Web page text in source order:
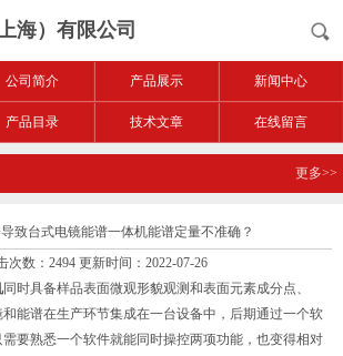
海）有限公司
公司简介 产品展示 新闻中心
产品目录 技术文章 在线留言
更多>>
致台式电镜能谱一体机能谱定量不准确？
次数：2494 更新时间：2022-07-26
同时具备样品表面微观形貌观测和表面元素成分点、
能谱在生产环节集成在一台设备中，后期通过一个软
要熟悉一个软件就能同时操控两项功能，也变得相对